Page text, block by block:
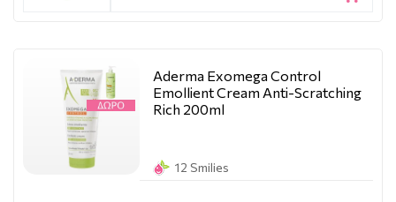
Aderma Exomega Control
Emollient Cream Anti-Scratching
Rich 200ml
12 Smilies